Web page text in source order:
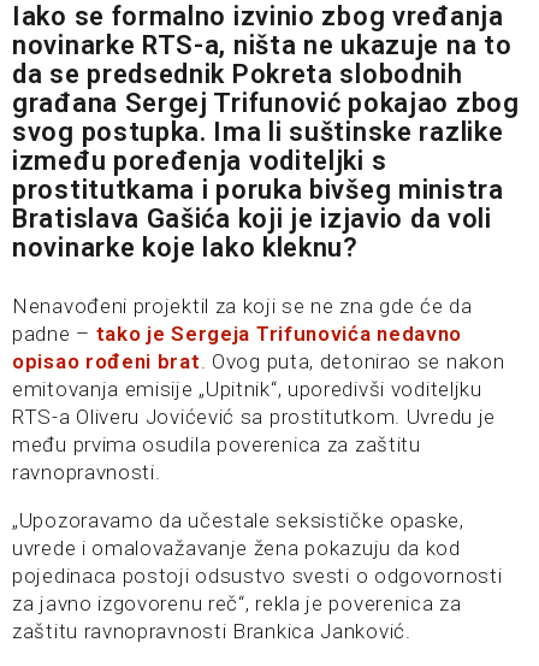
Iako se formalno izvinio zbog vređanja
novinarke RTS-a, ništa ne ukazuje na to
da se predsednik Pokreta slobodnih
građana Sergej Trifunović pokajao zbog
svog postupka. Ima li suštinske razlike
između poređenja voditeljki s
prostitutkama i poruka bivšeg ministra
Bratislava Gašića koji je izjavio da voli
novinarke koje lako kleknu?
Nenavođeni projektil za koji se ne zna gde će da
padne – tako je Sergeja Trifunovića nedavno
opisao rođeni brat. Ovog puta, detonirao se nakon
emitovanja emisije „Upitnik“, uporedivši voditeljku
RTS-a Oliveru Jovićević sa prostitutkom. Uvredu je
među prvima osudila poverenica za zaštitu
ravnopravnosti.
„Upozoravamo da učestale seksističke opaske,
uvrede i omalovažavanje žena pokazuju da kod
pojedinaca postoji odsustvo svesti o odgovornosti
za javno izgovorenu reč“, rekla je poverenica za
zaštitu ravnopravnosti Brankica Janković.